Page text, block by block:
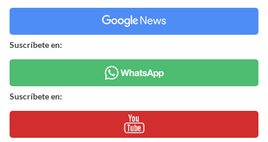
Suscríbete en:
Suscríbete en: